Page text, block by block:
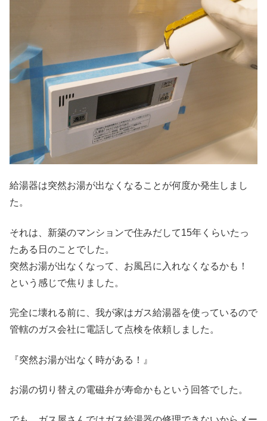
給湯器は突然お湯が出なくなることが何度か発生しまし
た。
それは、新築のマンションで住みだして15年くらいたっ
たある日のことでした。
突然お湯が出なくなって、お風呂に入れなくなるかも！
という感じで焦りました。
完全に壊れる前に、我が家はガス給湯器を使っているので
管轄のガス会社に電話して点検を依頼しました。
『突然お湯が出なく時がある！』
お湯の切り替えの電磁弁が寿命かもという回答でした。